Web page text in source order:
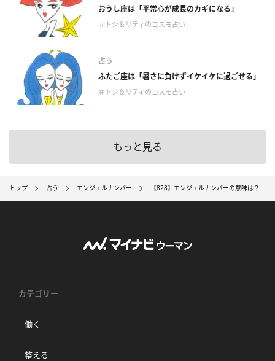
おうし座は「平常心が成長のカギになる」
＃トシ＆リティのコスモ占い
占う
ふたご座は「暑さに負けずイケイケに過ごせる」
＃トシ＆リティのコスモ占い
もっと見る
トップ 占う エンジェルナンバー 【828】エンジェルナンバーの意味は？ ～
カテゴリー
働く
整える